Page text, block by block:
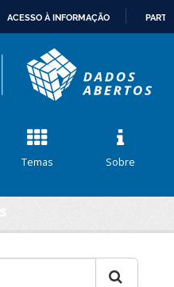
CONTEÚDO
ACESSO À INFORMAÇÃO
Temas Sobre